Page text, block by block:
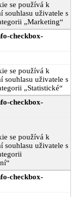
se používá k
souhlasu uživatele s
„Marketing“
checkbox-
se používá k
souhlasu uživatele s
„Statistické“
checkbox-
se používá k
souhlasu uživatele s
checkbox-